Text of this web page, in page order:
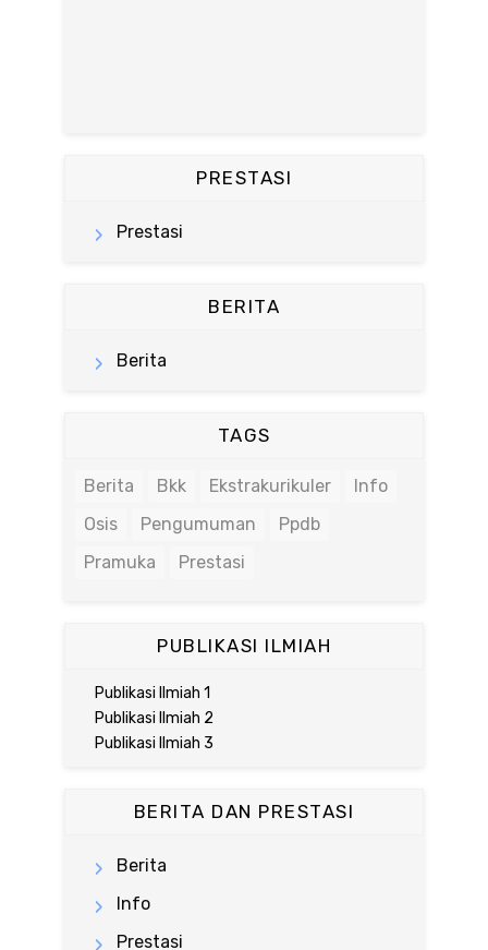
PRESTASI
Prestasi
BERITA
Berita
TAGS
Berita Bkk Ekstrakurikuler
Info
Osis
Pengumuman
Ppdb
Pramuka
Prestasi
PUBLIKASI ILMIAH
Publikasi Ilmiah 1
Publikasi Ilmiah 2
Publikasi Ilmiah 3
BERITA DAN PRESTASI
Berita
Info
Prestasi